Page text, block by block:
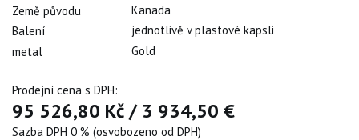
Země původu
Kanada
Balení
jednotlivě v plastové kapsli
metal
Gold
Prodejní cena s DPH:
95 526,80 Kč/ 3 934,50 €
Sazba DPH 0 % (osvobozeno od DPH)